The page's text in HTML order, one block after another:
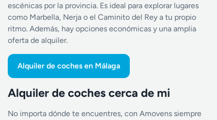
escénicas por la provincia. Es ideal para explorar lugares
como Marbella, Nerja o el Caminito del Rey a tu propio
ritmo. Además, hay opciones económicas y una amplia
oferta de alquiler.
Alquiler de coches en Málaga
Alquiler de coches cerca de mi
No importa dónde te encuentres, con Amovens siempre